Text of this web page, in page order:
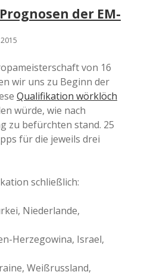
der EM-
von 16
wir uns zu Beginn der
Qualifikation wörklöch
würde, wie nach
zu befürchten stand. 25
für die jeweils drei
schließlich:
Niederlande,
Herzegowina, Israel,
Weißrussland,